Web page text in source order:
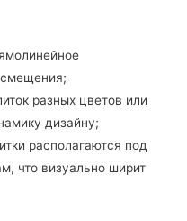
смещения;
разных цветов или
дизайну;
располагаются под
что визуально ширит